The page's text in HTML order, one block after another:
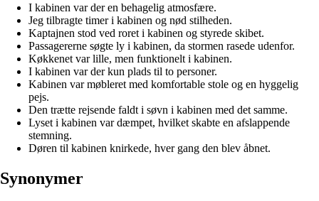
I kabinen var der en behagelig atmosfære.
Jeg tilbragte timer i kabinen og nød stilheden.
Kaptajnen stod ved roret i kabinen og styrede skibet.
Passagererne søgte ly i kabinen, da stormen rasede udenfor.
Køkkenet var lille, men funktionelt i kabinen.
I kabinen var der kun plads til to personer.
Kabinen var møbleret med komfortable stole og en hyggelig
pejs.
Den trætte rejsende faldt i søvn i kabinen med det samme.
Lyset i kabinen var dæmpet, hvilket skabte en afslappende
stemning.
Døren til kabinen knirkede, hver gang den blev åbnet.
Synonymer